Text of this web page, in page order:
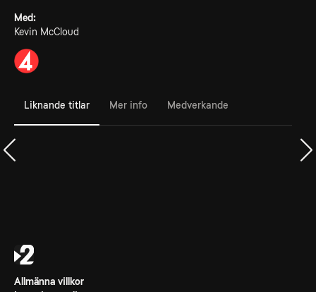
Med:
Kevin McCloud
Liknande titlar Mer info Medverkande
Allmänna villkor